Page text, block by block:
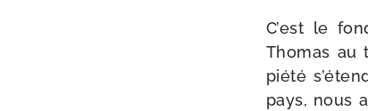
C’est le
Thomas au
pié­té
pays, nous